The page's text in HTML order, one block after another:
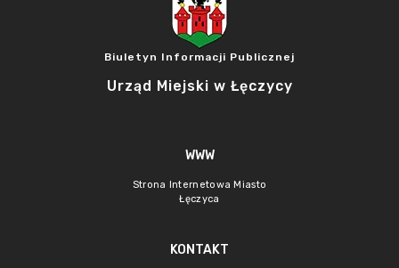
Biuletyn Informacji Publicznej
Urząd Miejski w Łęczycy
WWW
Strona Internetowa Miasto
Łęczyca
KONTAKT